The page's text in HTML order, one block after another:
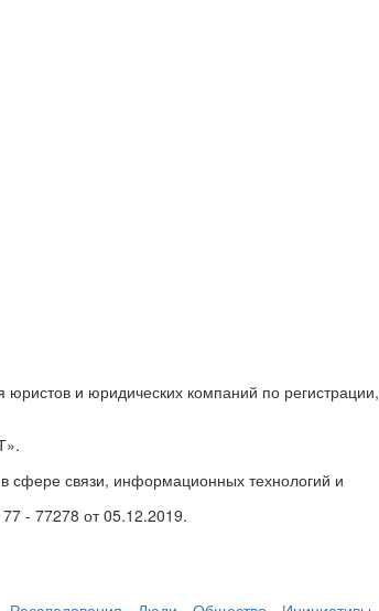
и юридических компаний по регистрации,
сфере связи, информационных технологий и
- 77278 от 05.12.2019.